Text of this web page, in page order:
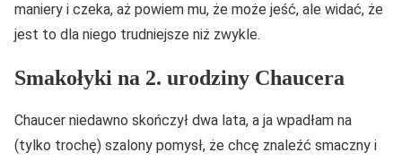
maniery i czeka, aż powiem mu, że może jeść, ale widać, że
jest to dla niego trudniejsze niż zwykle.
Smakołyki na 2. urodziny Chaucera
Chaucer niedawno skończył dwa lata, a ja wpadłam na
(tylko trochę) szalony pomysł, że chcę znaleźć smaczny i